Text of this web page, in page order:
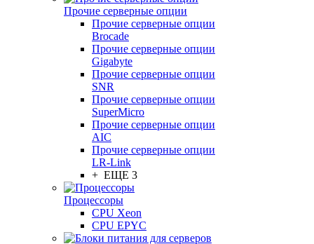
Прочие серверные опции
Прочие серверные опции
Brocade
Прочие серверные опции
Gigabyte
Прочие серверные опции
SNR
Прочие серверные опции
SuperMicro
Прочие серверные опции
AIC
Прочие серверные опции
LR-Link
+ ЕЩЕ 3
Процессоры
CPU Xeon
CPU EPYC